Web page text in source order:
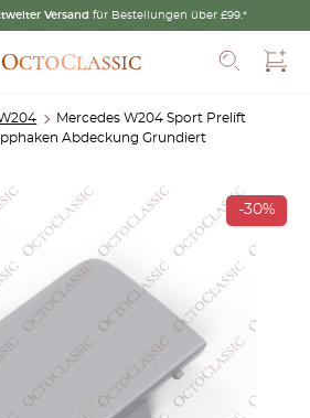
Versand für Bestellungen über £99.*
Mercedes W204 Sport Prelift
Abdeckung Grundiert
-30%